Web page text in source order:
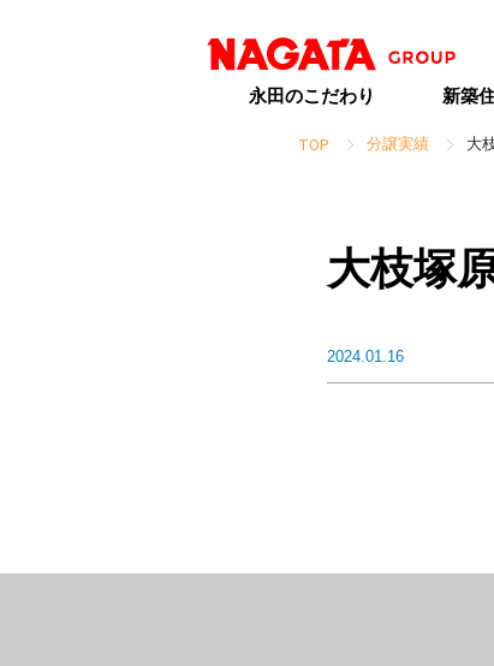
永田のこだわり 新築
TOP 分譲実績 大
大枝塚
2024.01.16